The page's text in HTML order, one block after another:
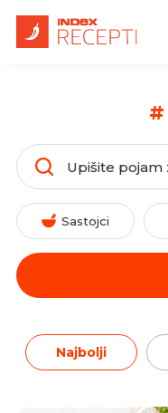
#
Sastojci
Najbolji